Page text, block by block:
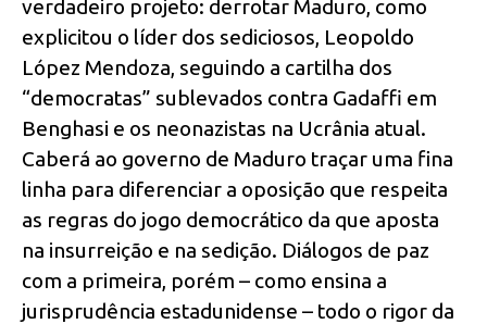
verdadeiro projeto: derrotar Maduro, como
explicitou o líder dos sediciosos, Leopoldo
López Mendoza, seguindo a cartilha dos
“democratas” sublevados contra Gadaffi em
Benghasi e os neonazistas na Ucrânia atual.
Caberá ao governo de Maduro traçar uma fina
linha para diferenciar a oposição que respeita
as regras do jogo democrático da que aposta
na insurreição e na sedição. Diálogos de paz
com a primeira, porém – como ensina a
jurisprudência estadunidense – todo o rigor da